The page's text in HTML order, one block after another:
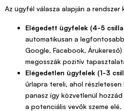
Az ügyfél válasza alapján a rendszer
Elégedett ügyfelek (4-5
automatikusan a
Google, Facebook,
megosszák pozitív
Elégedetlen ügyfelek (1-3
űrlapra tereli, ahol
panasz így közvetlenül
a potenciális vevők szeme elé.